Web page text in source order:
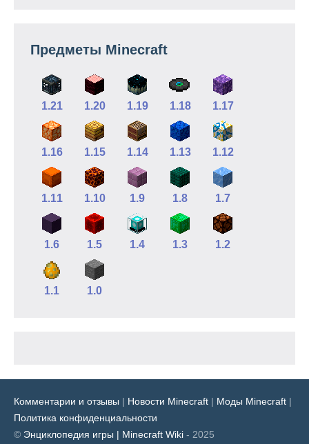
Предметы Minecraft
1.21 1.20 1.19 1.18 1.17
1.16 1.15 1.14 1.13 1.12
1.11 1.10 1.9 1.8 1.7
1.6 1.5 1.4 1.3 1.2
1.1 1.0
Комментарии и отзывы | Новости Minecraft | Моды Minecraft |
Политика конфиденциальности
© Энциклопедия игры | Minecraft Wiki - 2025